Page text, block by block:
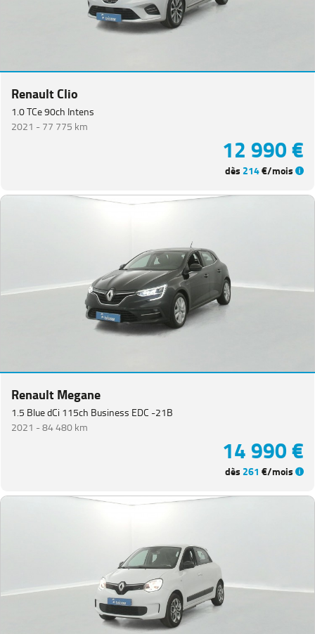
Renault Clio
1.0 TCe 90ch Intens
2021 -77 775 km
12 990 €
dès 214€/mois
Renault Megane
1.5 Blue dCi 115ch Business EDC -21B
2021 -84 480 km
14 990 €
dès 261 €/mois